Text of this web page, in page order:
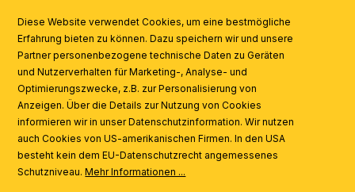
AI
Diese Website verwendet Cookies, um eine bestmögliche
Erfahrung bieten zu können. Dazu speichern wir und unsere
Partner personenbezogene technische Daten zu Geräten
und Nutzerverhalten für Marketing-, Analyse- und
Optimierungszwecke, z.B. zur Personalisierung von
Anzeigen. Über die Details zur Nutzung von Cookies
informieren wir in unser Datenschutzinformation. Wir nutzen
auch Cookies von US-amerikanischen Firmen. In den USA
besteht kein dem EU-Datenschutzrecht angemessenes
Schutzniveau.Mehr Informationen ...